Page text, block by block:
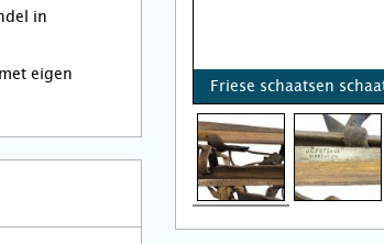
in
eigen
Friese schaatsen